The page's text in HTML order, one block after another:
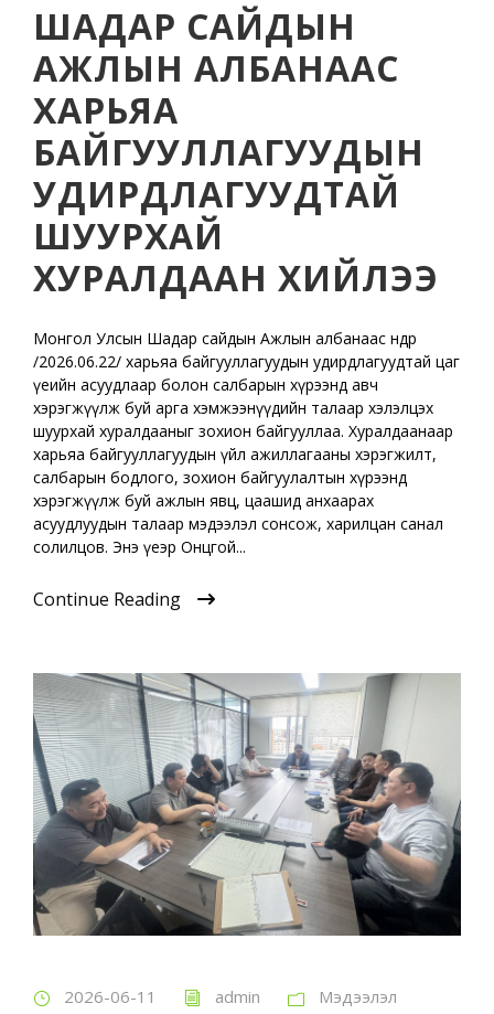
ШАДАР САЙДЫН
АЖЛЫН АЛБАНААС
ХАРЬЯА
БАЙГУУЛЛАГУУДЫН
УДИРДЛАГУУДТАЙ
ШУУРХАЙ
ХУРАЛДААН ХИЙЛЭЭ
Монгол Улсын Шадар сайдын Ажлын албанаас өнөөдөр
/2026.06.22/ харьяа байгууллагуудын удирдлагуудтай цаг
үеийн асуудлаар болон салбарын хүрээнд авч
хэрэгжүүлж буй арга хэмжээнүүдийн талаар хэлэлцэх
шуурхай хуралдааныг зохион байгууллаа. Хуралдаанаар
харьяа байгууллагуудын үйл ажиллагааны хэрэгжилт,
салбарын бодлого, зохион байгуулалтын хүрээнд
хэрэгжүүлж буй ажлын явц, цаашид анхаарах
асуудлуудын талаар мэдээлэл сонсож, харилцан санал
солилцов. Энэ үеэр Онцгой...
Continue Reading
2026-06-11 admin Мэдээлэл